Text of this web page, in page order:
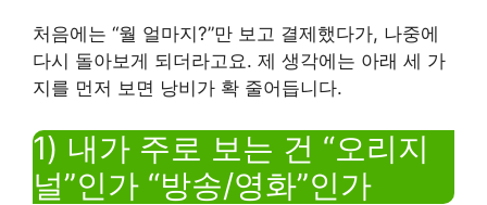
처음에는 “월 얼마지?”만 보고 결제했다가, 나중에
다시 돌아보게 되더라고요. 제 생각에는 아래 세 가
지를 먼저 보면 낭비가 확 줄어듭니다.
1) 내가 주로 보는 건 “오리지
널”인가 “방송/영화”인가